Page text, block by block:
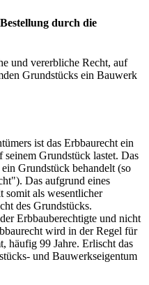
durch die
und vererbliche Recht, auf
Grundstücks ein Bauwerk
ist das Erbbaurecht ein
seinem Grundstück lastet. Das
Grundstück behandelt (so
Das aufgrund eines
somit als wesentlicher
des Grundstücks.
Erbbauberechtigte und nicht
wird in der Regel für
häufig 99 Jahre. Erlischt das
und Bauwerkseigentum